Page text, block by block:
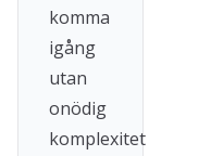
komma
igång
utan
onödig
komplexitet